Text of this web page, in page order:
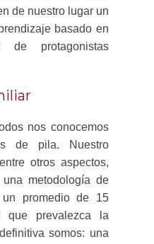
de nuestro lugar un
basado en
de protagonistas
nos conocemos
de pila. Nuestro
otros aspectos,
metodología de
promedio de 15
que prevalezca la
somos: una